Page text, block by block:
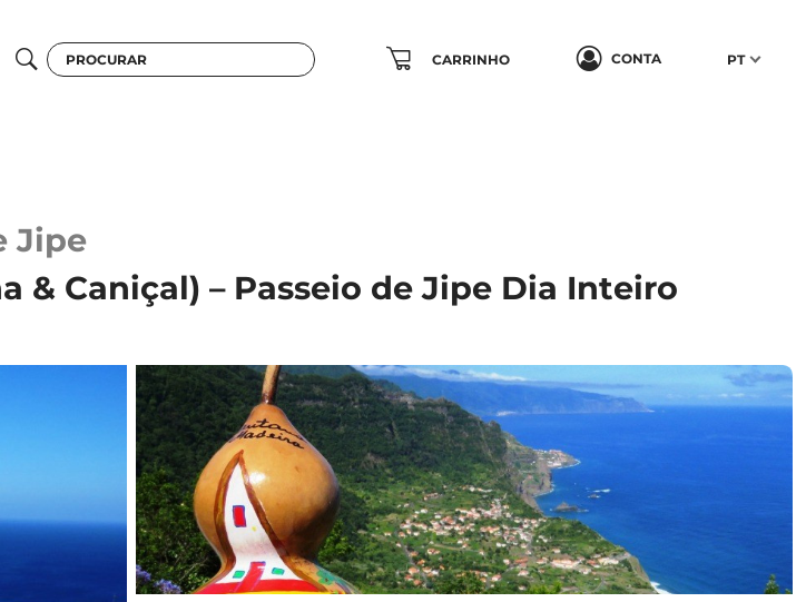
CARRINHO CONTA PT
Jipe
& Caniçal) – Passeio de Jipe Dia Inteiro